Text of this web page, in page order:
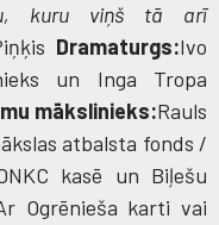
kuru viņš tā arī
Dramaturgs:Ivo
un Inga Tropa
mākslinieks:Rauls
atbalsta fonds /
kasē un Biļešu
Ogrēnieša karti vai